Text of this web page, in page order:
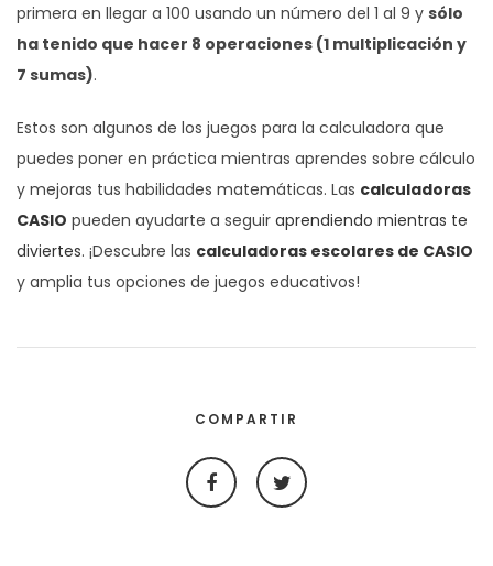
primera en llegar a 100 usando un número del 1 al 9 y sólo
ha tenido que hacer 8 operaciones (1 multiplicación y
7 sumas).
Estos son algunos de los juegos para la calculadora que
puedes poner en práctica mientras aprendes sobre cálculo
y mejoras tus habilidades matemáticas. Las calculadoras
CASIO pueden ayudarte a seguir aprendiendo mientras te
diviertes. ¡Descubre las calculadoras escolares de CASIO
y amplia tus opciones de juegos educativos!
COMPARTIR